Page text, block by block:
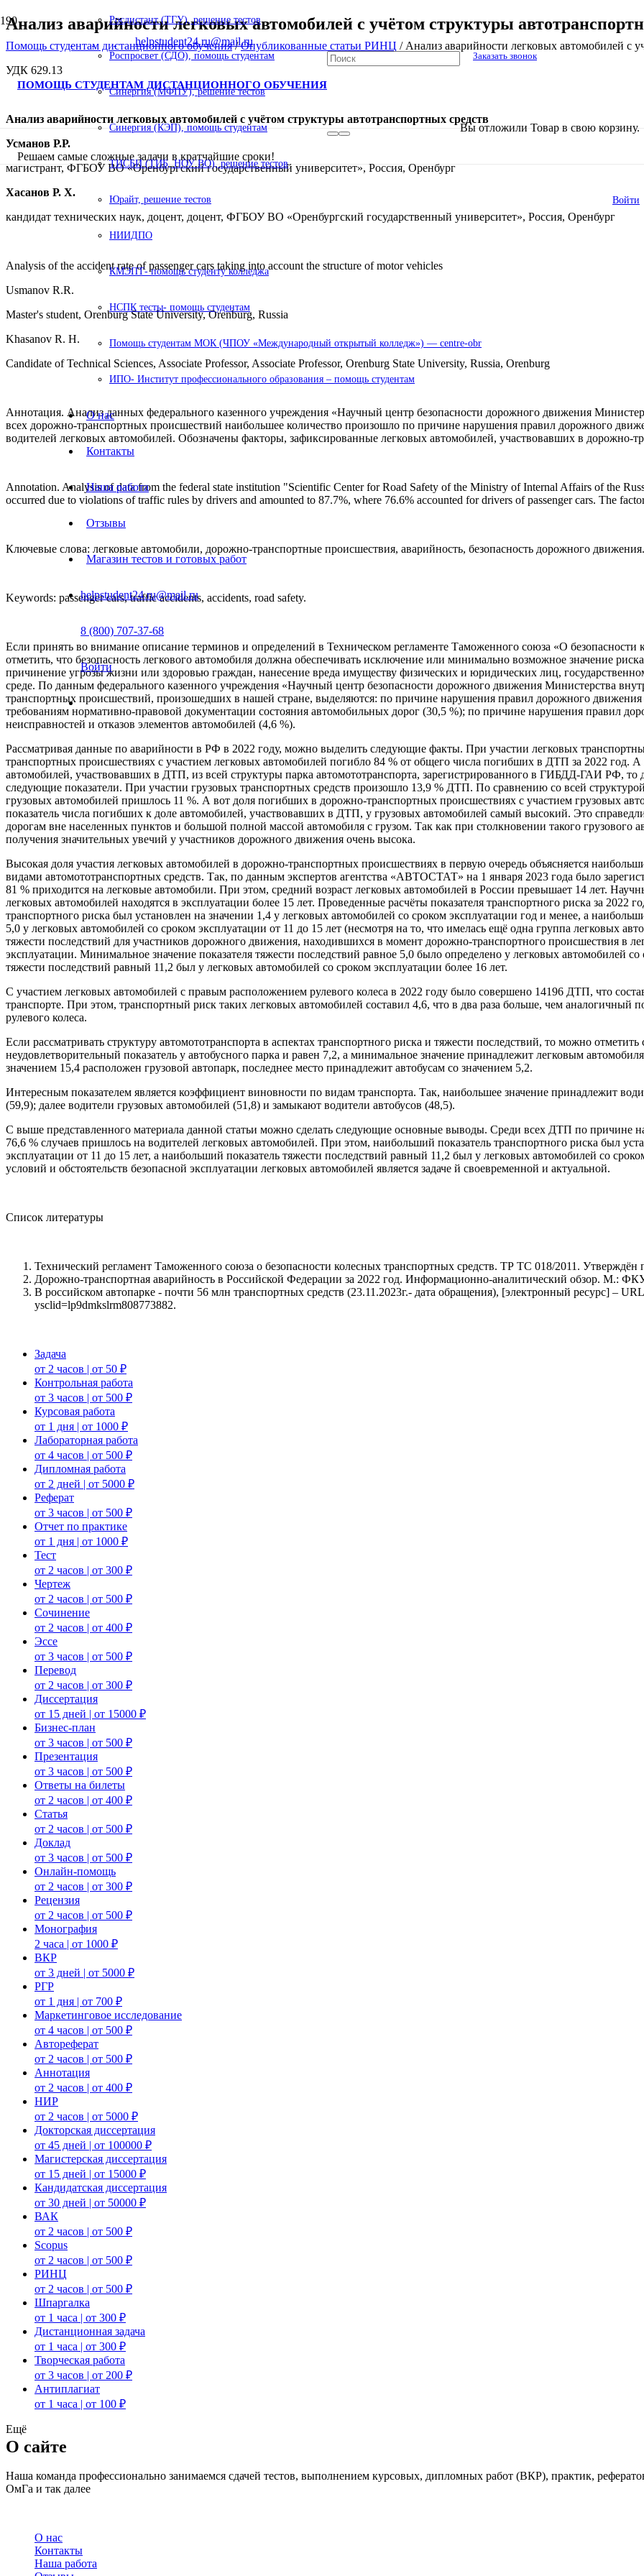
helpstudent24.ru@mail.ru
ПОМОЩЬ СТУДЕНТАМ ДИСТАНЦИОННОГО ОБУЧЕНИЯ
Решаем самые сложные задачи в кратчайшие сроки!
В списке найденных результатов
Заказать звонок
Вы отложили Товар в свою корзину.
Войти
Росдистант (ТГУ), решение тестов
Роспросвет (СДО), помощь студентам
Синергия (МФПУ), решение тестов
Синергия (КЭП), помощь студентам
ТИСБИ (ТИБ, НОУ ВО), решение тестов
Юрайт, решение тестов
НИИДПО
КМЭПТ- помощь студенту колледжа
НСПК тесты- помощь студентам
Помощь студентам МОК (ЧПОУ «Международный открытый колледж») — centre-obr
ИПО- Институт профессионального образования – помощь студентам
О нас
Контакты
Наша работа
Отзывы
Магазин тестов и готовых работ
helpstudent24.ru@mail.ru
8 (800) 707-37-68
Войти
Анализ аварийности легковых автомобилей с учётом структуры
Помощь студентам дистанционного обучения/Опубликованные статьи РИНЦ / Анализ аварийности легковых автомобилей с
УДК 629.13
Анализ аварийности легковых автомобилей с учётом структуры автотранспортных средств
Усманов Р.Р.
магистрант, ФГБОУ ВО «Оренбургский государственный университет», Россия, Оренбург
Хасанов Р. Х.
кандидат технических наук, доцент, доцент, ФГБОУ ВО «Оренбургский государственный университет», Россия, Оренбург
Analysis of the accident rate of passenger cars taking into account the structure of motor vehicles
Usmanov R.R.
Master's student, Orenburg State University, Orenburg, Russia
Khasanov R. H.
Candidate of Technical Sciences, Associate Professor, Associate Professor, Orenburg State University, Russia, Orenburg
Аннотация. Анализ данных федерального казенного учреждения «Научный центр безопасности дорожного движения
всех дорожно-транспортных происшествий наибольшее количество произошло по причине нарушения правил дорожного
водителей легковых автомобилей. Обозначены факторы, зафиксированные легковых автомобилей, участвовавших в дорожно-
Annotation. Analysis of data from the federal state institution "Scientific Center for Road Safety of the Ministry of Internal Affairs of the
occurred due to violations of traffic rules by drivers and amounted to 87.7%, where 76.6% accounted for drivers of passenger cars. The
Ключевые слова: легковые автомобили, дорожно-транспортные происшествия, аварийность, безопасность дорожного движения.
Keywords: passenger cars, traffic accidents, accidents, road safety.
Если принять во внимание описание терминов и определений в Техническом регламенте Таможенного союза «О
отметить, что безопасность легкового автомобиля должна обеспечивать исключение или минимально возможное значение
причинение угрозы жизни или здоровью граждан, нанесение вреда имуществу физических и юридических лиц,
среде. По данным федерального казенного учреждения «Научный центр безопасности дорожного движения Министерства
транспортных происшествий, произошедших в нашей стране, выделяются: по причине нарушения правил дорожного
требованиям нормативно-правовой документации состояния автомобильных дорог (30,5 %); по причине нарушения правил
неисправностей и отказов элементов автомобилей (4,6 %).
Рассматривая данные по аварийности в РФ в 2022 году, можно выделить следующие факты. При участии легковых
транспортных происшествиях с участием легковых автомобилей погибло 84 % от общего числа погибших в ДТП за 2022 год.
автомобилей, участвовавших в ДТП, из всей структуры парка автомототранспорта, зарегистрированного в ГИБДД-ГАИ РФ, то
следующие показатели. При участии грузовых транспортных средств произошло 13,9 % ДТП. По сравнению со всей
грузовых автомобилей пришлось 11 %. А вот доля погибших в дорожно-транспортных происшествиях с участием грузовых
показатель числа погибших к доле автомобилей, участвовавших в ДТП, у грузовых автомобилей самый высокий. Это
дорогам вне населенных пунктов и большой полной массой автомобиля с грузом. Так как при столкновении такого грузового
получения значительных увечий у участников дорожного движения очень высока.
Высокая доля участия легковых автомобилей в дорожно-транспортных происшествиях в первую очередь объясняется
видами автомототранспортных средств. Так, по данным экспертов агентства «АВТОСТАТ» на 1 января 2023 года было
81 % приходится на легковые автомобили. При этом, средний возраст легковых автомобилей в России превышает 14 лет.
легковых автомобилей находятся в эксплуатации более 15 лет. Проведенные расчёты показателя транспортного риска за 2022
транспортного риска был установлен на значении 1,4 у легковых автомобилей со сроком эксплуатации год и менее, а
5,0 у легковых автомобилей со сроком эксплуатации от 11 до 15 лет (несмотря на то, что имелась ещё одна группа легковых
тяжести последствий для участников дорожного движения, находившихся в момент дорожно-транспортного происшествия в
эксплуатации. Минимальное значение показателя тяжести последствий равное 5,0 было определено у легковых автомобилей
тяжести последствий равный 11,2 был у легковых автомобилей со сроком эксплуатации более 16 лет.
С участием легковых автомобилей с правым расположением рулевого колеса в 2022 году было совершено 14196 ДТП, что
транспорте. При этом, транспортный риск таких легковых автомобилей составил 4,6, что в два раза больше, чем аналогичный
рулевого колеса.
Если рассматривать структуру автомототранспорта в аспектах транспортного риска и тяжести последствий, то можно
неудовлетворительный показатель у автобусного парка и равен 7,2, а минимальное значение принадлежит легковым
значением 15,4 расположен грузовой автопарк, последнее место принадлежит автобусам со значением 5,2.
Интересным показателем является коэффициент виновности по видам транспорта. Так, наибольшее значение принадлежит
(59,9); далее водители грузовых автомобилей (51,8) и замыкают водители автобусов (48,5).
С выше представленного материала данной статьи можно сделать следующие основные выводы. Среди всех ДТП по причине
76,6 % случаев пришлось на водителей легковых автомобилей. При этом, наибольший показатель транспортного риска был
эксплуатации от 11 до 15 лет, а наибольший показатель тяжести последствий равный 11,2 был у легковых автомобилей со
условий и обстоятельств безопасной эксплуатации легковых автомобилей является задаче й своевременной и актуальной.
Список литературы
Технический регламент Таможенного союза о безопасности колесных транспортных средств. ТР ТС 018/2011.
Дорожно-транспортная аварийность в Российской Федерации за 2022 год. Информационно-аналитический обзор. М.:
В российском автопарке - почти 56 млн транспортных средств (23.11.2023г.- дата обращения), [электронный ресурс] –
ysclid=lp9dmkslrm808773882.
Задача
от 2 часов | от 50 ₽
Контрольная работа
от 3 часов | от 500 ₽
Курсовая работа
от 1 дня | от 1000 ₽
Лабораторная работа
от 4 часов | от 500 ₽
Дипломная работа
от 2 дней | от 5000 ₽
Реферат
от 3 часов | от 500 ₽
Отчет по практике
от 1 дня | от 1000 ₽
Тест
от 2 часов | от 300 ₽
Чертеж
от 2 часов | от 500 ₽
Сочинение
от 2 часов | от 400 ₽
Эссе
от 3 часов | от 500 ₽
Перевод
от 2 часов | от 300 ₽
Диссертация
от 15 дней | от 15000 ₽
Бизнес-план
от 3 часов | от 500 ₽
Презентация
от 3 часов | от 500 ₽
Ответы на билеты
от 2 часов | от 400 ₽
Статья
от 2 часов | от 500 ₽
Доклад
от 3 часов | от 500 ₽
Онлайн-помощь
от 2 часов | от 300 ₽
Рецензия
от 2 часов | от 500 ₽
Монография
2 часа | от 1000 ₽
ВКР
от 3 дней | от 5000 ₽
РГР
от 1 дня | от 700 ₽
Маркетинговое исследование
от 4 часов | от 500 ₽
Автореферат
от 2 часов | от 500 ₽
Аннотация
от 2 часов | от 400 ₽
НИР
от 2 часов | от 5000 ₽
Докторская диссертация
от 45 дней | от 100000 ₽
Магистерская диссертация
от 15 дней | от 15000 ₽
Кандидатская диссертация
от 30 дней | от 50000 ₽
ВАК
от 2 часов | от 500 ₽
Scopus
от 2 часов | от 500 ₽
РИНЦ
от 2 часов | от 500 ₽
Шпаргалка
от 1 часа | от 300 ₽
Дистанционная задача
от 1 часа | от 300 ₽
Творческая работа
от 3 часов | от 200 ₽
Антиплагиат
от 1 часа | от 100 ₽
Ещё
О сайте
Наша команда профессионально занимаемся сдачей тестов, выполнением курсовых, дипломных работ (ВКР), практик,
ОмГа и так далее
О нас
Контакты
Наша работа